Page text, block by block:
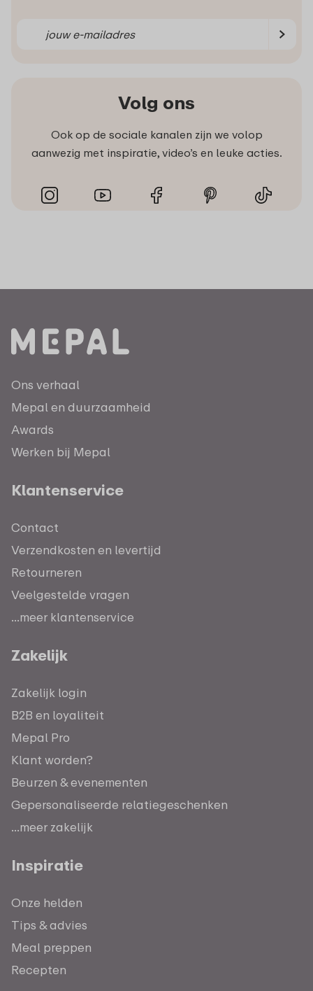
Volg ons
Ook op de sociale kanalen zijn we volop
aanwezig met inspiratie, video’s en leuke acties.
Ons verhaal
Mepal en duurzaamheid
Awards
Werken bij Mepal
Klantenservice
Contact
Verzendkosten en levertijd
Retourneren
Veelgestelde vragen
...meer klantenservice
Zakelijk
Zakelijk login
B2B en loyaliteit
Mepal Pro
Klant worden?
Beurzen & evenementen
Gepersonaliseerde relatiegeschenken
...meer zakelijk
Inspiratie
Onze helden
Tips & advies
Meal preppen
Recepten